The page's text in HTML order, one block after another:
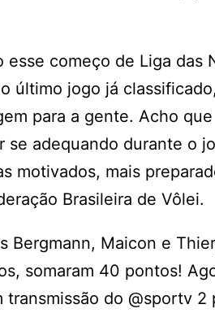
começo de Liga das
último jogo já
para a gente. Acho
se adequando durante o
motivados, mais
Brasileira de Vôlei.
Maicon e
somaram 40 pontos!
do @sportv